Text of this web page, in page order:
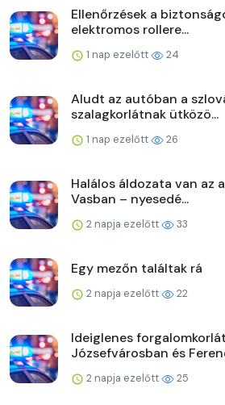
Ellenőrzések a
elektromos rollere...
1 nap ezelőtt 24
Aludt az autóban a
szalagkorlátnak ütközö...
1 nap ezelőtt 26
Halálos áldozata van az
Vasban – nyesedé...
2 napja ezelőtt 33
Egy mezőn találtak rá
2 napja ezelőtt 22
Ideiglenes
Józsefvárosban és
2 napja ezelőtt 25